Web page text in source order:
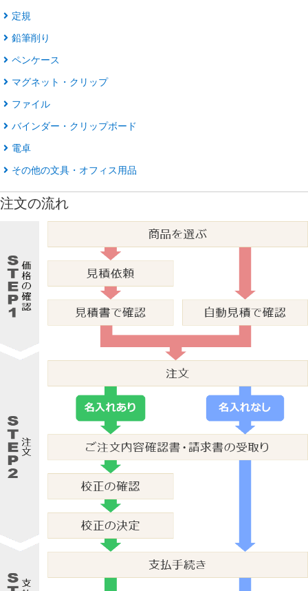
定規
鉛筆削り
ペンケース
マグネット・クリップ
ファイル
バインダー・クリップボード
電卓
その他の文具・オフィス用品
注文の流れ